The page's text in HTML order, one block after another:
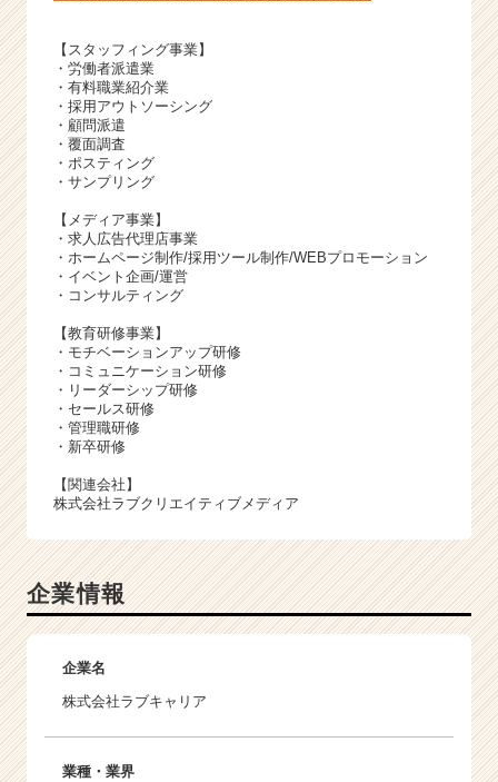
【スタッフィング事業】
・労働者派遣業
・有料職業紹介業
・採用アウトソーシング
・顧問派遣
・覆面調査
・ポスティング
・サンプリング
【メディア事業】
・求人広告代理店事業
・ホームページ制作/採用ツール制作/WEBプロモーション
・イベント企画/運営
・コンサルティング
【教育研修事業】
・モチベーションアップ研修
・コミュニケーション研修
・リーダーシップ研修
・セールス研修
・管理職研修
・新卒研修
【関連会社】
株式会社ラブクリエイティブメディア
企業情報
企業名
株式会社ラブキャリア
業種・業界